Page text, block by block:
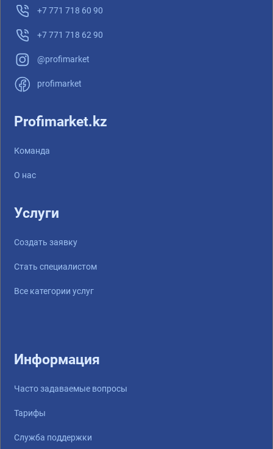
+7 771 718 60 90
+7 771 718 62 90
@profimarket
profimarket
Profimarket.kz
Команда
О нас
Услуги
Создать заявку
Стать специалистом
Все категории услуг
Информация
Часто задаваемые вопросы
Тарифы
Служба поддержки